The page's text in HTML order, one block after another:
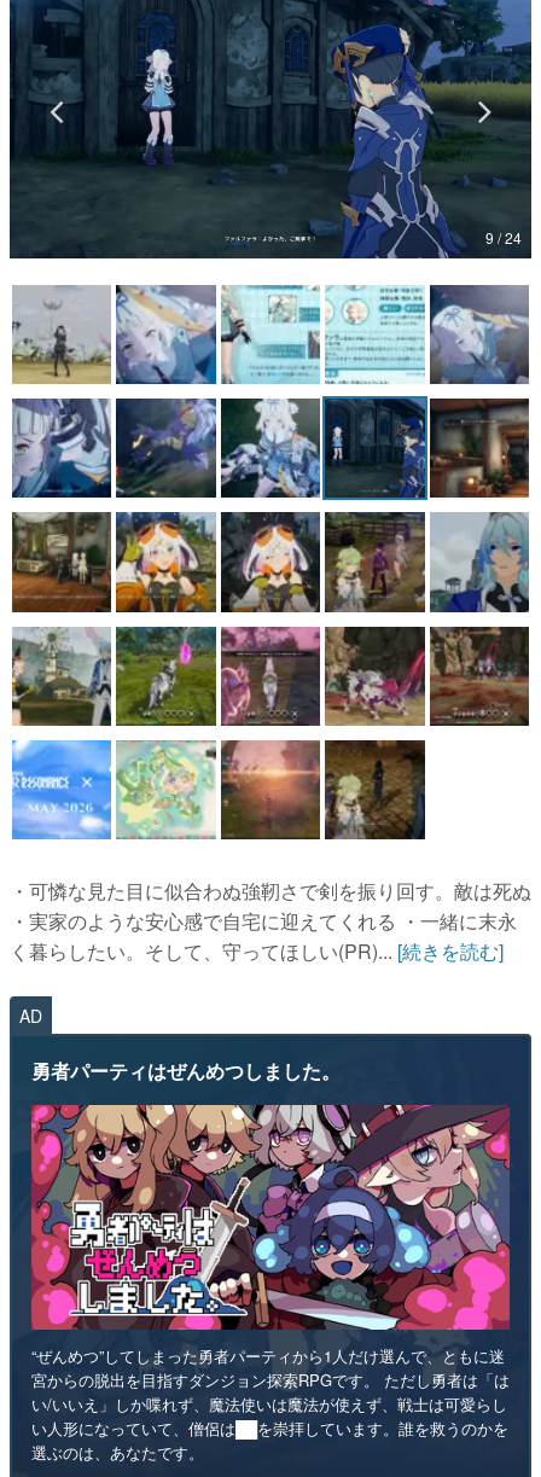
「経験値」「裏技」「ラスボス」… ゲームにまつわる言葉
の起源や用法の変遷を、コンピューター文化史研究家・タ
イニーP氏が徹底調査。
カテゴリ
特集記事
マンガ
女性向け
アプリレビュー
その他
電ファミニコゲーマーとは？
運営：株式会社マレ
9 / 24
・可憐な見た目に似合わぬ強靭さで剣を振り回す。敵は死ぬ
・実家のような安心感で自宅に迎えてくれる ・一緒に末永
く暮らしたい。そして、守ってほしい(PR)... [続きを読む]
AD
勇者パーティはぜんめつしました。
“ぜんめつ”してしまった勇者パーティから1人だけ選んで、ともに迷
宮からの脱出を目指すダンジョン探索RPGです。 ただし勇者は「は
い/いいえ」しか喋れず、魔法使いは魔法が使えず、戦士は可愛らし
い人形になっていて、僧侶は██を崇拝しています。誰を救うのかを
選ぶのは、あなたです。